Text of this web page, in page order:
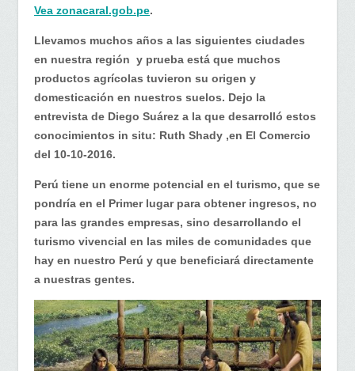
Vea zonacaral.gob.pe.
Llevamos muchos años a las siguientes ciudades
en nuestra región y prueba está que muchos
productos agrícolas tuvieron su origen y
domesticación en nuestros suelos. Dejo la
entrevista de Diego Suárez a la que desarrolló estos
conocimientos in situ: Ruth Shady ,en El Comercio
del 10-10-2016.
Perú tiene un enorme potencial en el turismo, que se
pondría en el Primer lugar para obtener ingresos, no
para las grandes empresas, sino desarrollando el
turismo vivencial en las miles de comunidades que
hay en nuestro Perú y que beneficiará directamente
a nuestras gentes.